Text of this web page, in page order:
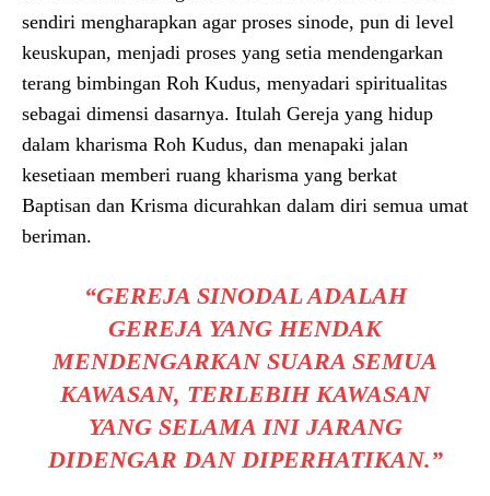
sendiri mengharapkan agar proses sinode, pun di level
keuskupan, menjadi proses yang setia mendengarkan
terang bimbingan Roh Kudus, menyadari spiritualitas
sebagai dimensi dasarnya. Itulah Gereja yang hidup
dalam kharisma Roh Kudus, dan menapaki jalan
kesetiaan memberi ruang kharisma yang berkat
Baptisan dan Krisma dicurahkan dalam diri semua umat
beriman.
“GEREJA SINODAL ADALAH
GEREJA YANG HENDAK
MENDENGARKAN SUARA SEMUA
KAWASAN, TERLEBIH KAWASAN
YANG SELAMA INI JARANG
DIDENGAR DAN DIPERHATIKAN.”